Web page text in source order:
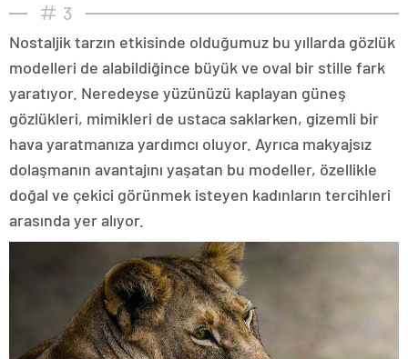
3
Nostaljik tarzın etkisinde olduğumuz bu yıllarda gözlük
modelleri de alabildiğince büyük ve oval bir stille fark
yaratıyor. Neredeyse yüzünüzü kaplayan güneş
gözlükleri, mimikleri de ustaca saklarken, gizemli bir
hava yaratmanıza yardımcı oluyor. Ayrıca makyajsız
dolaşmanın avantajını yaşatan bu modeller, özellikle
doğal ve çekici görünmek isteyen kadınların tercihleri
arasında yer alıyor.